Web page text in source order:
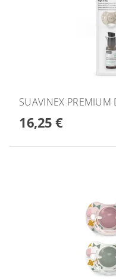
SUAVINEX PREMIUM
16,25 €